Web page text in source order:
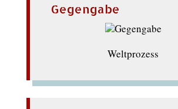
Gegengabe
Weltprozess